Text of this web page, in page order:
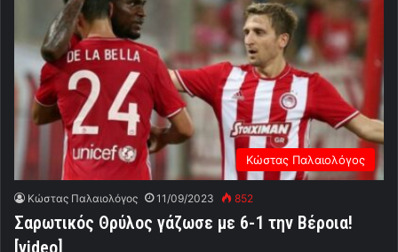
Κώστας Παλαιολόγος
Κώστας Παλαιολόγος 11/09/2023 852
Σαρωτικός Θρύλος γάζωσε με 6-1 την Βέροια!